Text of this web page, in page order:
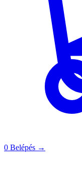
0 Belépés →